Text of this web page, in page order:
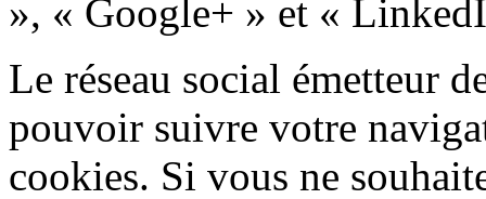
», « Google+ » et «
Le réseau social émetteur
pouvoir suivre votre
cookies. Si vous ne